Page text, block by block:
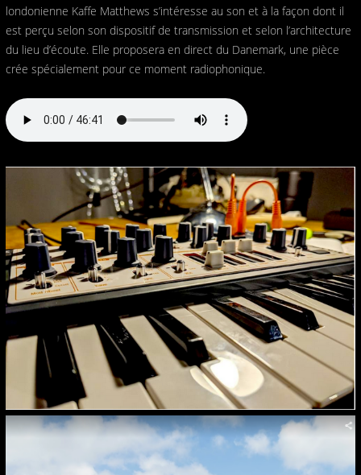
londonienne Kaffe Matthews s’intéresse au son et à la façon dont il
est perçu selon son dispositif de transmission et selon l’architecture
du lieu d’écoute. Elle proposera en direct du Danemark, une pièce
crée spécialement pour ce moment radiophonique.